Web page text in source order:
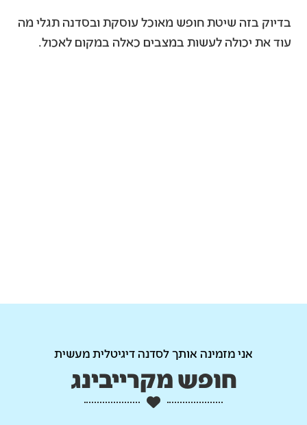
בדיוק בזה שיטת חופש מאוכל עוסקת ובסדנה תגלי מה
עוד את יכולה לעשות במצבים כאלה במקום לאכול.
אני מזמינה אותך לסדנה דיגיטלית מעשית
חופש מקרייבינג